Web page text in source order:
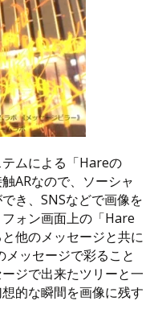
ムによる「Hareの
ARなので、ソーシャ
き、SNSなどで画像を
ォン画面上の「Hare
他のメッセージと共に
ッセージで彩ること
ジで出来たツリーと一
的な瞬間を画像に残す